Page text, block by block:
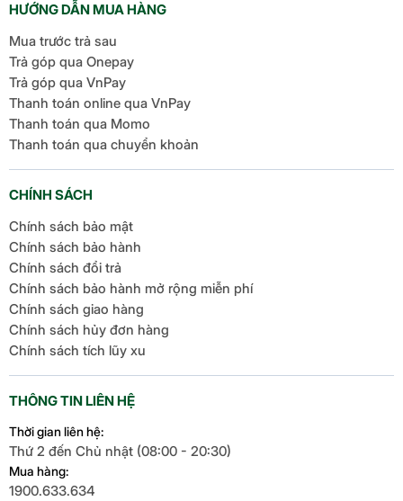
HƯỚNG DẪN MUA HÀNG
Mua trước trả sau
Trả góp qua Onepay
Trả góp qua VnPay
Thanh toán online qua VnPay
Thanh toán qua Momo
Thanh toán qua chuyển khoản
CHÍNH SÁCH
Chính sách bảo mật
Chính sách bảo hành
Chính sách đổi trả
Chính sách bảo hành mở rộng miễn phí
Chính sách giao hàng
Chính sách hủy đơn hàng
Chính sách tích lũy xu
THÔNG TIN LIÊN HỆ
Thời gian liên hệ:
Thứ 2 đến Chủ nhật (08:00 - 20:30)
Mua hàng:
1900.633.634